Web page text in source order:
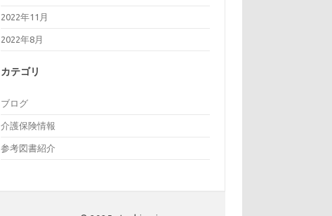
2022年11月
2022年8月
カテゴリ
ブログ
介護保険情報
参考図書紹介